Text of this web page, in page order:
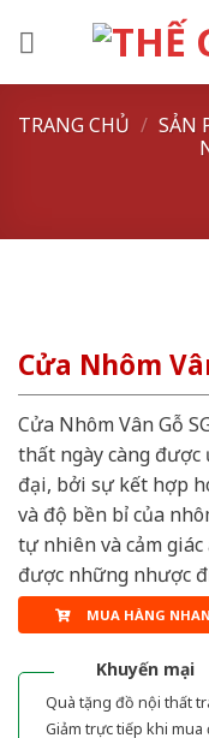
TRANG CHỦ / SẢN
Cửa Nhôm
Cửa Nhôm Vân Gỗ
thất ngày càng
đại, bởi sự kết hợp
và độ bền bỉ của
tự nhiên và cảm
được những nhược
MUA HÀNG
Khuyến mại
Quà tặng đồ nội thất
Giảm trực tiếp khi